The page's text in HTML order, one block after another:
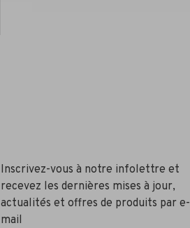
Inscrivez-vous à notre infolettre et
recevez les dernières mises à jour,
actualités et offres de produits par e-
mail